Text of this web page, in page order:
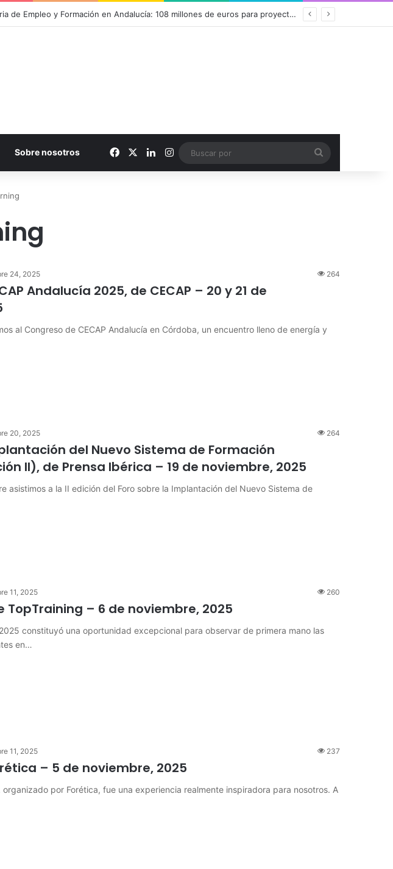
campus virtual para gestionar toda la formación desde un único lugar
Sobre nosotros FacebookLinkedInInstagram
por
24, 2025 264
Andalucía 2025, de CECAP – 20 y 21 de
al Congreso de CECAP Andalucía en Córdoba, un encuentro lleno de energía y
20, 2025 264
del Nuevo Sistema de Formación
II), de Prensa Ibérica – 19 de noviembre, 2025
asistimos a la II edición del Foro sobre la Implantación del Nuevo Sistema de
11, 2025 260
TopTraining – 6 de noviembre, 2025
constituyó una oportunidad excepcional para observar de primera mano las
en…
11, 2025 237
– 5 de noviembre, 2025
organizado por Forética, fue una experiencia realmente inspiradora para nosotros. A